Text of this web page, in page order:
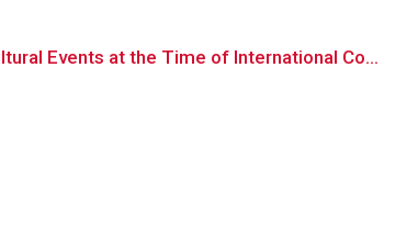
Events at the Time of International Co...